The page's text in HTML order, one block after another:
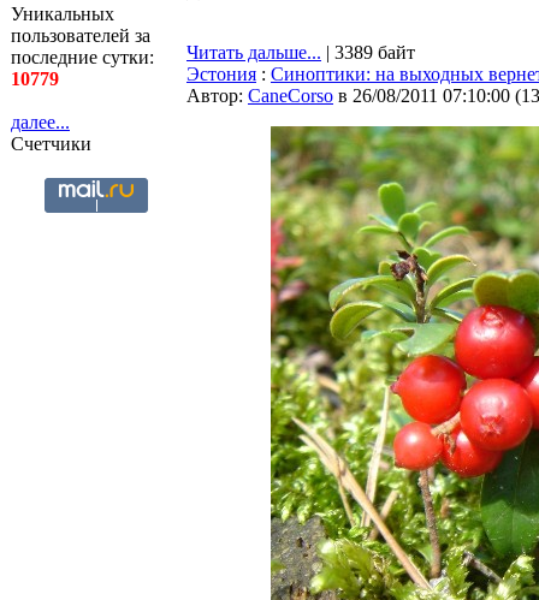
Уникальных
пользователей за
последние сутки:
10779
далее...
Счетчики
Читать дальше... | 3389 байт
Эстония : Синоптики: на выходных
Автор: CaneCorso в 26/08/2011 07:10:00 (